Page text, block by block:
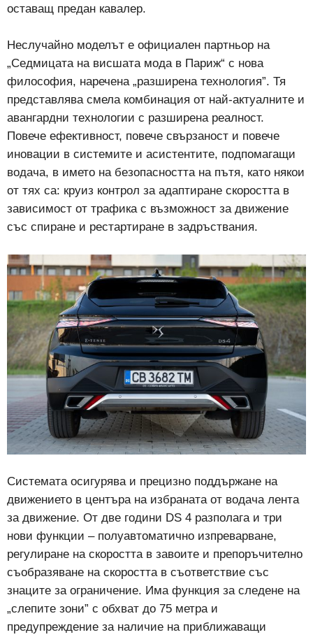
оставащ предан кавалер.
Неслучайно моделът е официален партньор на
„Седмицата на висшата мода в Париж“ с нова
философия, наречена „разширена технология”. Тя
представлява смела комбинация от най-актуалните и
авангардни технологии с разширена реалност.
Повече ефективност, повече свързаност и повече
иновации в системите и асистентите, подпомагащи
водача, в името на безопасността на пътя, като някои
от тях са: круиз контрол за адаптиране скоростта в
зависимост от трафика с възможност за движение
със спиране и рестартиране в задръствания.
Системата осигурява и прецизно поддържане на
движението в центъра на избраната от водача лента
за движение. От две години DS 4 разполага и три
нови функции – полуавтоматично изпреварване,
регулиране на скоростта в завоите и препоръчително
съобразяване на скоростта в съответствие със
знаците за ограничение. Има функция за следене на
„слепите зони” с обхват до 75 метра и
предупреждение за наличие на приближаващи